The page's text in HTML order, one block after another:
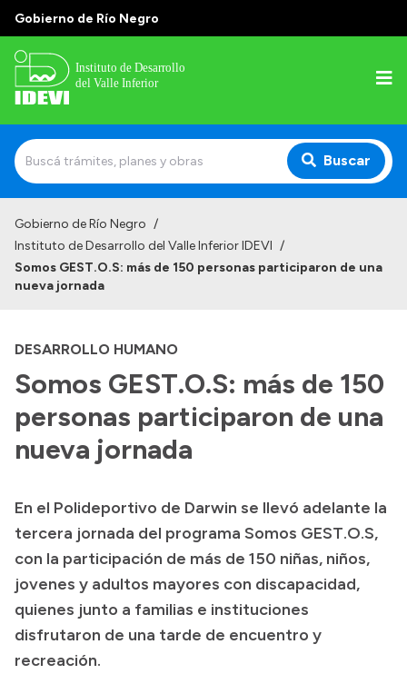
Gobierno de Río Negro
Buscar
Institucional
Normativa
Historia
Gobierno de Río Negro /
Instituto de Desarrollo del Valle Inferior IDEVI /
Somos GEST.O.S: más de 150 personas participaron de una
nueva jornada
DESARROLLO HUMANO
Somos GEST.O.S: más de 150
personas participaron de una
nueva jornada
En el Polideportivo de Darwin se llevó adelante la
tercera jornada del programa Somos GEST.O.S,
con la participación de más de 150 niñas, niños,
jovenes y adultos mayores con discapacidad,
quienes junto a familias e instituciones
disfrutaron de una tarde de encuentro y
recreación.